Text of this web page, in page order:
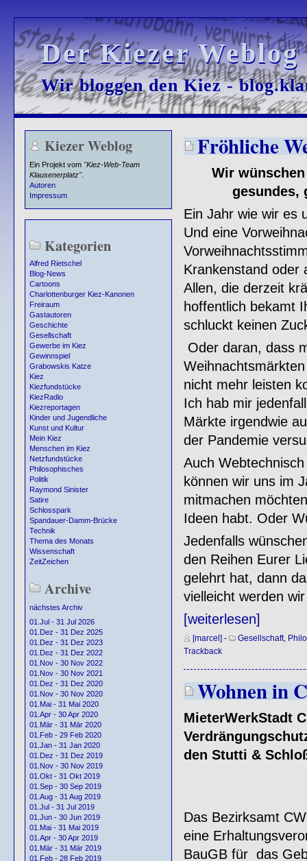
Der Kiezer
Der Kiezer
Wir bloggen den Kiez -
Wir bloggen den Kiez -
Kiezer Weblog
Ein Projekt vom "Kiez-Web-Team
Klausenerplatz".
Autoren
Impressum
Kategorien
Alfred Rietschel
Blog-News
Cartoons
Charlottenburger Kiez-Kanonen
Freiraum
Gastautoren
Geschichte
Gesellschaft
Gewerbe im Kiez
Gewinnspiel
Grabowskis Katze
Kiez
Kiezfundstücke
KiezRadio
Kiezreportagen
Kinder und Jugendliche
Kunst und Kultur
Mein Kiez
Menschen im Kiez
Netzfundstücke
Philosophisches
Politik
Raymond Sinister
Satire
Schlosspark
Spandauer-Damm-Brücke
Technik
Thema des Monats
Wissenschaft
ZeitZeichen
Archive
nächstes Archiv
01.Jul - 31 Jul 2026
01.Dez - 31 Dez 2025
01.Dez - 31 Dez 2023
01.Dez - 31 Dez 2022
01.Nov - 30 Nov 2022
01.Nov - 30 Nov 2021
01.Dez - 31 Dez 2020
01.Nov - 30 Nov 2020
01.Mai - 31 Mai 2020
01.Apr - 30 Apr 2020
01.Mär - 31 Mär 2020
01.Feb - 29 Feb 2020
01.Jan - 31 Jan 2020
01.Dez - 31 Dez 2019
01.Nov - 30 Nov 2019
01.Okt - 31 Okt 2019
01.Sep - 30 Sep 2019
01.Aug - 31 Aug 2019
01.Jul - 31 Jul 2019
01.Jun - 30 Jun 2019
01.Mai - 31 Mai 2019
01.Apr - 30 Apr 2019
01.Mär - 31 Mär 2019
01.Feb - 28 Feb 2019
Fröhliche
Wir
gesundes,
Ein Jahr wie wir es
Und eine
Krankenstand oder
Allen, die derzeit
hoffentlich bekamt
schluckt keinen
Oder daran, dass
nicht mehr leisten
Ich hab mir
Märkte irgendwie
der Pandemie
Auch
können wir uns im
mitmachen
Ideen habt. Oder
Jedenfalls
den Reihen Eurer
gelehrt hat, dann
vielleicht werden
[weiterlesen]
[marcel] - Gesellschaft,
Trackback
Wohnen in
MieterWerkStadt
den Stutti &
Das Bezirksamt
eine
BauGB für das